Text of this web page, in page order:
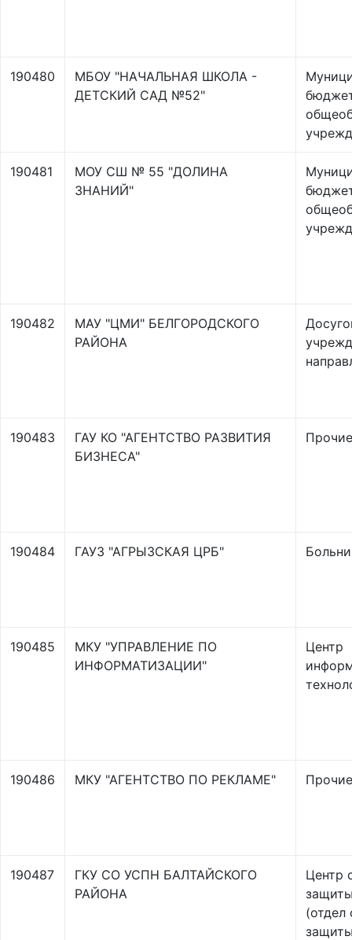
190480
МБОУ "НАЧАЛЬНАЯ ШКОЛА -
ДЕТСКИЙ САД №52"
190481
МОУ СШ № 55 "ДОЛИНА
ЗНАНИЙ"
190482
МАУ "ЦМИ" БЕЛГОРОДСКОГО
РАЙОНА
190483
ГАУ КО "АГЕНТСТВО РАЗВИТИЯ
БИЗНЕСА"
Прочие
190484 ГАУЗ "АГРЫЗСКАЯ ЦРБ"
190485
МКУ "УПРАВЛЕНИЕ ПО
ИНФОРМАТИЗАЦИИ"
Центр
190486 МКУ "АГЕНТСТВО ПО РЕКЛАМЕ" Прочие
190487
ГКУ СО УСПН БАЛТАЙСКОГО
РАЙОНА
Центр
(отдел